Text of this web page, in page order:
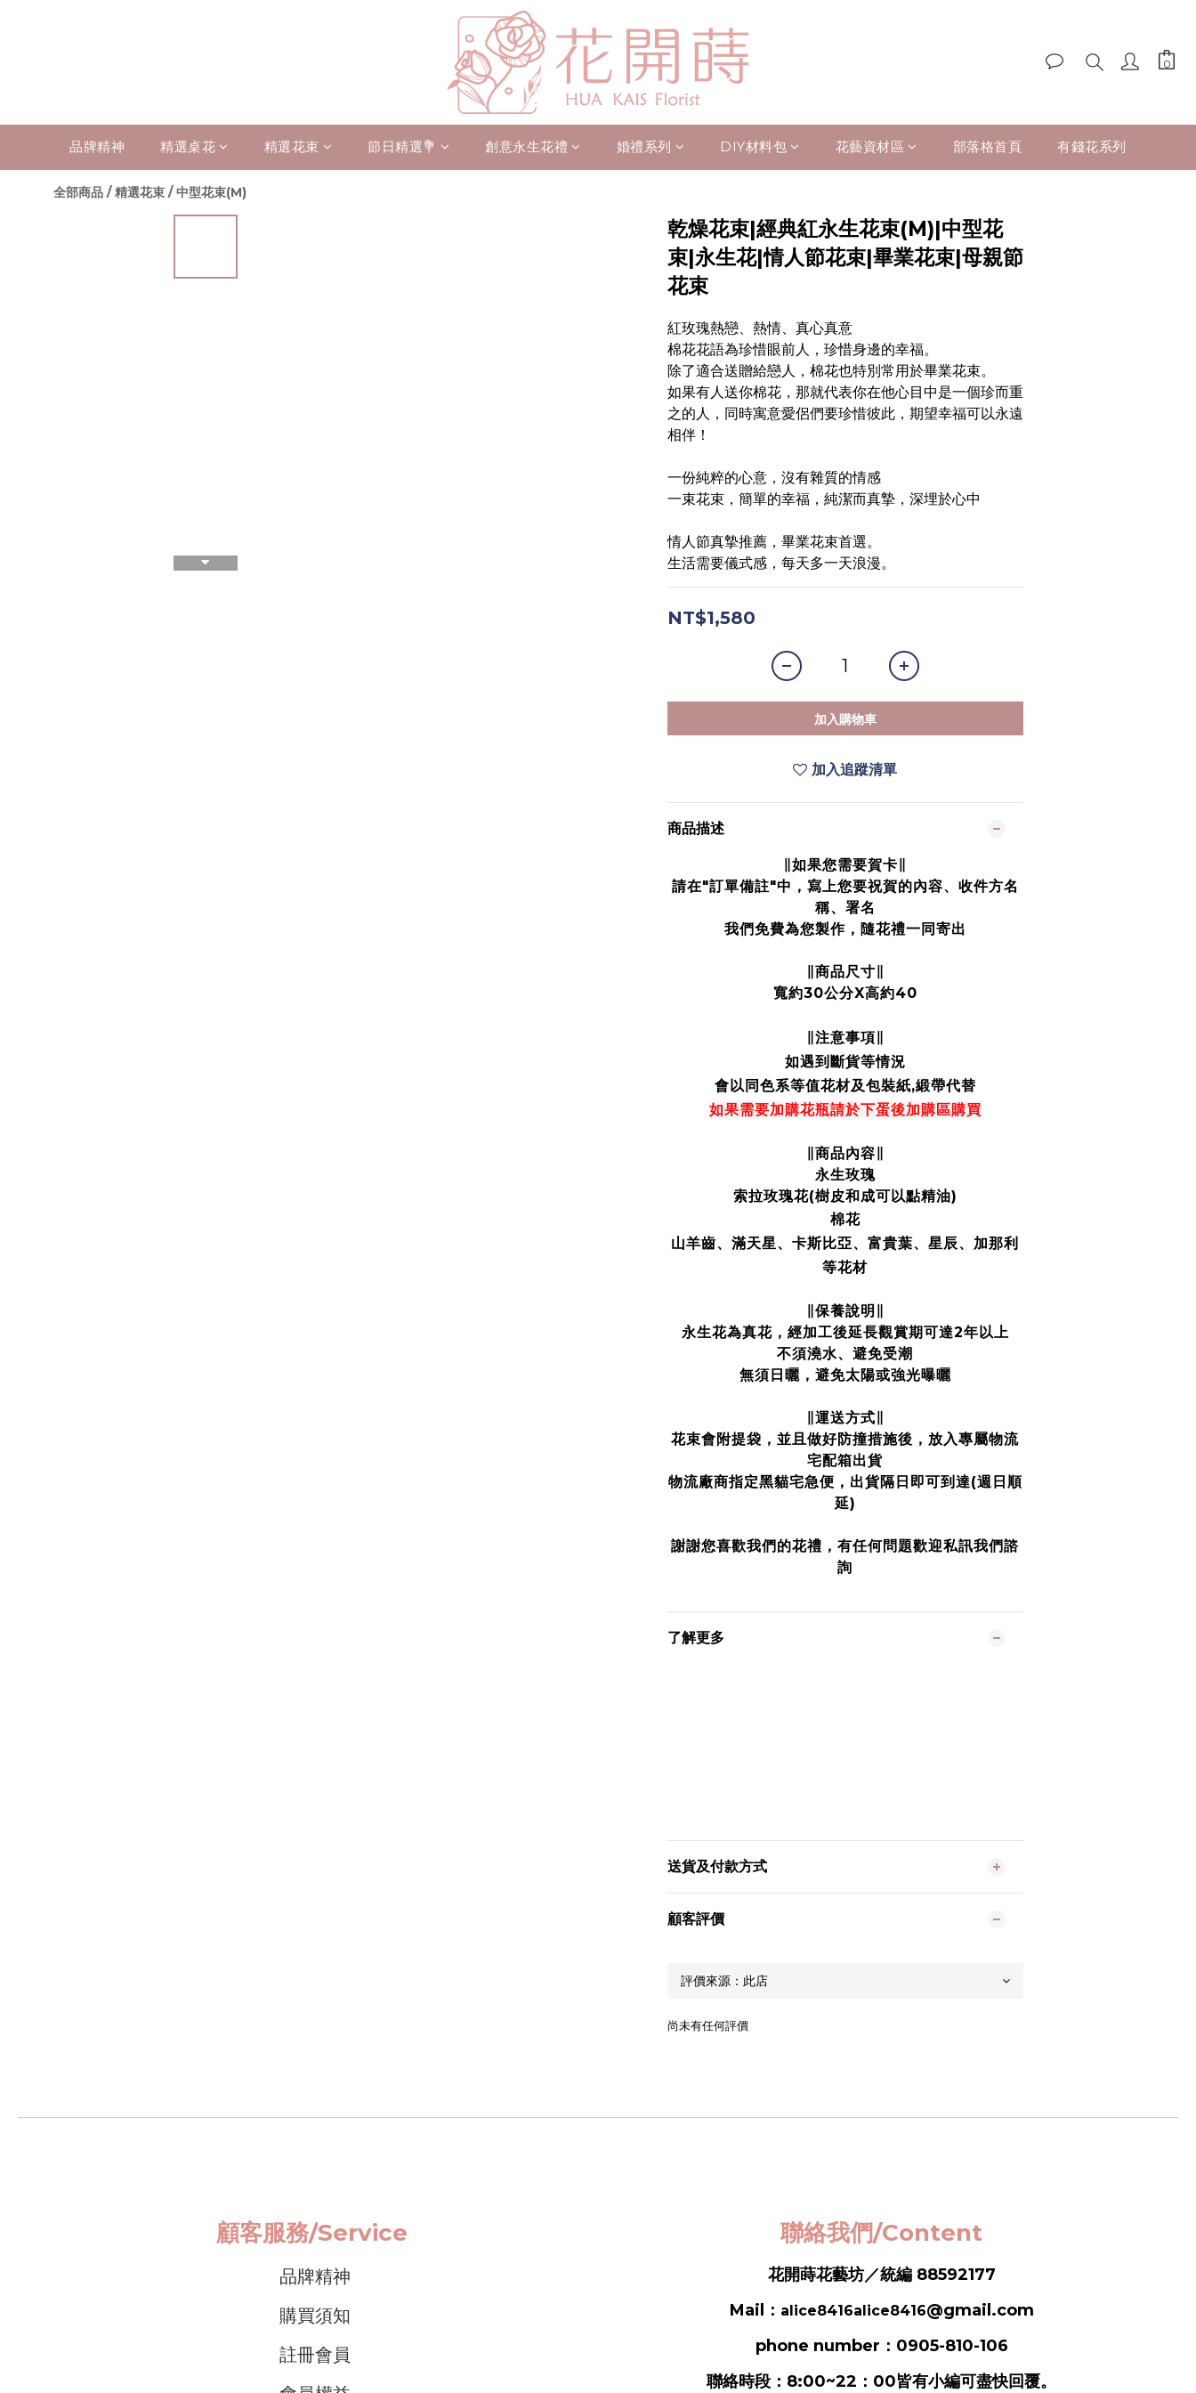
品牌精神 精選桌花 精選花束 節日精選💐 創意永生花禮 婚禮系列 DIY材料包 花藝資材區 部落格首頁 有錢花系列
全部商品 /精選花束 /中型花束(M)
乾燥花束|經典紅永生花束(M)|中型花
束|永生花|情人節花束|畢業花束|母親節
花束
紅玫瑰熱戀、熱情、真心真意
棉花花語為珍惜眼前人，珍惜身邊的幸福。
除了適合送贈給戀人，棉花也特別常用於畢業花束。
如果有人送你棉花，那就代表你在他心目中是一個珍而重
之的人，同時寓意愛侶們要珍惜彼此，期望幸福可以永遠
相伴！
一份純粹的心意，沒有雜質的情感
一束花束，簡單的幸福，純潔而真摯，深埋於心中
情人節真摯推薦，畢業花束首選。
生活需要儀式感，每天多一天浪漫。
NT$1,580
加入購物車
加入追蹤清單
商品描述
∥如果您需要賀卡∥
請在"訂單備註"中，寫上您要祝賀的內容、收件方名
稱、署名
我們免費為您製作，隨花禮一同寄出
∥商品尺寸∥
寬約30公分X高約40
注意事項
如遇到斷貨等情況
會以同色系等值花材及包裝紙,緞帶代替
如果需要加購花瓶請於下蛋後加購區購買
∥商品內容∥
永生玫瑰
索拉玫瑰花(樹皮和成可以點精油)
棉花
山羊齒、滿天星、卡斯比亞、富貴葉、星辰、加那利
等花材
∥保養說明∥
永生花為真花，經加工後延長觀賞期可達2年以上
不須澆水、避免受潮
無須日曬，避免太陽或強光曝曬
∥運送方式∥
花束會附提袋，並且做好防撞措施後，放入專屬物流
宅配箱出貨
物流廠商指定黑貓宅急便，出貨隔日即可到達(週日順
延)
謝謝您喜歡我們的花禮，有任何問題歡迎私訊我們諮
詢
了解更多
送貨及付款方式
顧客評價
尚未有任何評價
顧客服務/Service
品牌精神
購買須知
註冊會員
聯絡我們/Content
花開蒔花藝坊／統編 88592177
Mail： alice8416alice8416@gmail.com
phone number：0905-810-106
聯絡時段：8:00~22：00皆有小編可盡快回覆。